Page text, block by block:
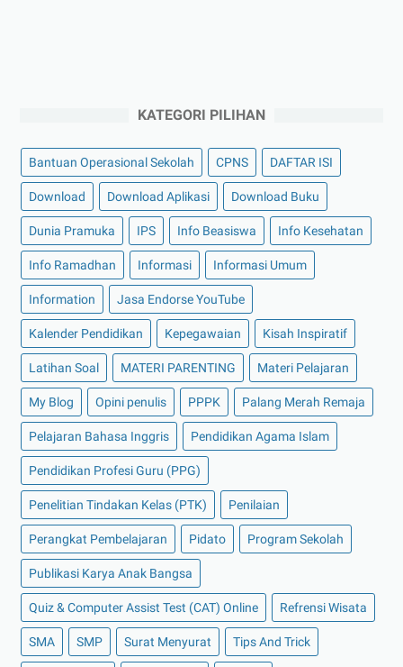
KATEGORI PILIHAN
Bantuan Operasional Sekolah CPNS DAFTAR ISI
Download Download Aplikasi Download Buku
Dunia Pramuka IPS Info Beasiswa Info Kesehatan
Info Ramadhan Informasi Informasi Umum
Information Jasa Endorse YouTube
Kalender Pendidikan Kepegawaian Kisah Inspiratif
Latihan Soal MATERI PARENTING Materi Pelajaran
My Blog Opini penulis PPPK Palang Merah Remaja
Pelajaran Bahasa Inggris Pendidikan Agama Islam
Pendidikan Profesi Guru (PPG)
Penelitian Tindakan Kelas (PTK) Penilaian
Perangkat Pembelajaran Pidato Program Sekolah
Publikasi Karya Anak Bangsa
Quiz & Computer Assist Test (CAT) Online Refrensi Wisata
SMA SMP Surat Menyurat Tips And Trick